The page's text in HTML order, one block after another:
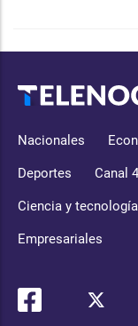
Nacionales
Deportes Canal 4
Ciencia y tecnología
Empresariales